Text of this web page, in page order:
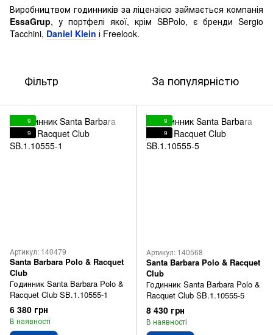
Виробництвом годинників за ліцензією займається компанія
EssaGrup, у портфелі якої, крім SBPolo, є бренди Sergio
Tacchini, Daniel Klein і Freelook.
Фільтр За популярністю
9
9
Артикул: 140479
Santa Barbara Polo & Racquet
Club
Годинник Santa Barbara Polo &
Racquet Club SB.1.10555-1
6 380 грн
В наявності
9
9
Артикул: 140568
Santa Barbara Polo & Racquet
Club
Годинник Santa Barbara Polo &
Racquet Club SB.1.10555-5
8 430 грн
В наявності